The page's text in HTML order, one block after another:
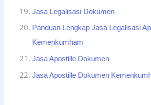
Jasa Legalisasi Dokumen
Panduan Lengkap Jasa Legalisasi
Kemenkumham
Jasa Apostille Dokumen
Jasa Apostille Dokumen